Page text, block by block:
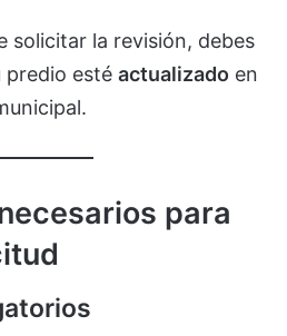
solicitar la revisión, debes
predio esté actualizado en
para